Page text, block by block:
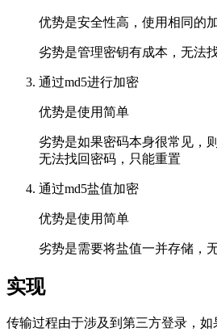
优势是安全性高，使用相同的
劣势是管理密钥有成本，无法
通过md5进行加密
优势是使用简单
劣势是如果密码本身很常见，
无法找回密码，只能重置
通过md5盐值加密
优势是使用简单
劣势是需要将盐值一并存储，
实现
传输过程由于涉及到第三方登录，